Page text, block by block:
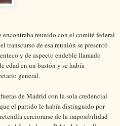
encontraba reunido con el comité federal
transcurso de esa reunión se presentó
y de aspecto endeble llamado
edad en un bastón y se había
general.
de Madrid con la sola credencial
el partido le había distinguido por
cerciorarse de la imposibilidad